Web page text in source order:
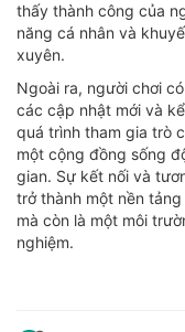
thấy thành công của
năng cá nhân và
xuyên.
Ngoài ra, người chơi
các cập nhật mới và
quá trình tham gia trò
một cộng đồng sống
gian. Sự kết nối và
trở thành một nền
mà còn là một môi
nghiệm.